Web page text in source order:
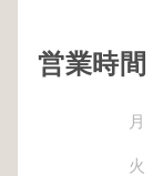
営業時間
月
火